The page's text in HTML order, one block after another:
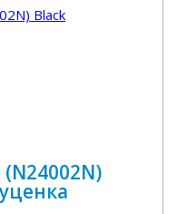
(N24002N)